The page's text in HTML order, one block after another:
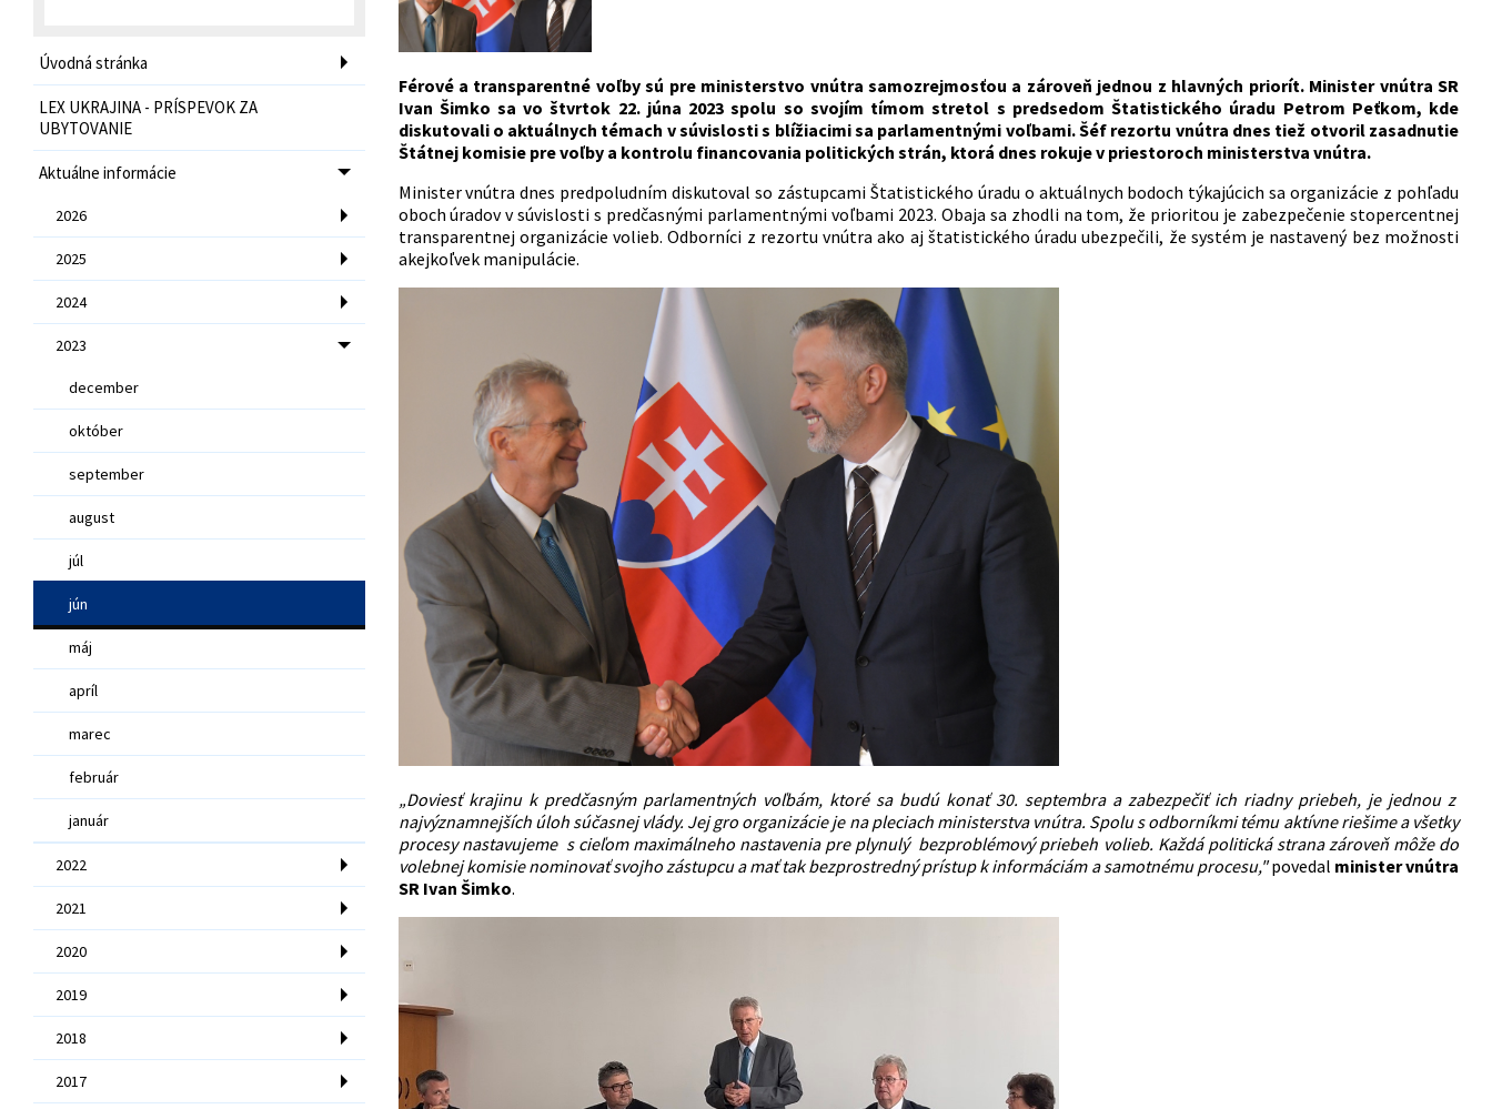
Úvodná stránka
LEX UKRAJINA - PRÍSPEVOK ZA
UBYTOVANIE
Aktuálne informácie
2026
2025
2024
2023
december
október
september
august
júl
jún
máj
apríl
marec
február
január
2022
2021
2020
2019
2018
2017
Férové a transparentné voľby sú pre ministerstvo vnútra samozrejmosťou a zároveň jednou z hlavných priorít. Minister vnútra SR
Ivan Šimko sa vo štvrtok 22. júna 2023 spolu so svojím tímom stretol s predsedom Štatistického úradu Petrom Peťkom, kde
diskutovali o aktuálnych témach v súvislosti s blížiacimi sa parlamentnými voľbami. Šéf rezortu vnútra dnes tiež otvoril zasadnutie
Štátnej komisie pre voľby a kontrolu financovania politických strán, ktorá dnes rokuje v priestoroch ministerstva vnútra.
Minister vnútra dnes predpoludním diskutoval so zástupcami Štatistického úradu o aktuálnych bodoch týkajúcich sa organizácie z pohľadu
oboch úradov v súvislosti s predčasnými parlamentnými voľbami 2023. Obaja sa zhodli na tom, že prioritou je zabezpečenie stopercentnej
transparentnej organizácie volieb. Odborníci z rezortu vnútra ako aj štatistického úradu ubezpečili, že systém je nastavený bez možnosti
akejkoľvek manipulácie.
„Doviesť krajinu k predčasným parlamentných voľbám, ktoré sa budú konať 30. septembra a zabezpečiť ich riadny priebeh, je jednou z
najvýznamnejších úloh súčasnej vlády. Jej gro organizácie je na pleciach ministerstva vnútra. Spolu s odborníkmi tému aktívne riešime a všetky
procesy nastavujeme s cieľom maximálneho nastavenia pre plynulý bezproblémový priebeh volieb. Každá politická strana zároveň môže do
volebnej komisie nominovať svojho zástupcu a mať tak bezprostredný prístup k informáciám a samotnému procesu,"povedal minister vnútra
SR Ivan Šimko.